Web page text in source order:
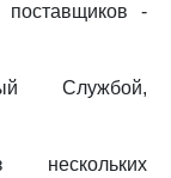
поставщиков -
Службой,